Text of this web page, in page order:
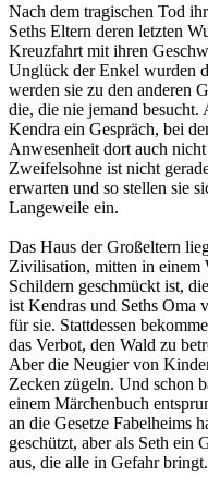
Nach dem tragischen Tod
Seths Eltern deren letzten
Kreuzfahrt mit ihren
Unglück der Enkel wurden
werden sie zu den anderen
die, die nie jemand besucht.
Kendra ein Gespräch, bei
Anwesenheit dort auch
Zweifelsohne ist nicht
erwarten und so stellen sie
Langeweile ein.
Das Haus der Großeltern
Zivilisation, mitten in einem
Schildern geschmückt ist,
ist Kendras und Seths Oma
für sie. Stattdessen
das Verbot, den Wald zu
Aber die Neugier von
Zecken zügeln. Und schon
einem Märchenbuch
an die Gesetze Fabelheims
geschützt, aber als Seth ein
aus, die alle in Gefahr bringt.